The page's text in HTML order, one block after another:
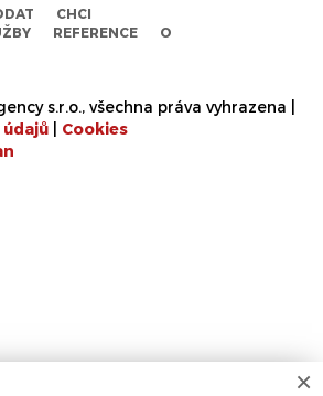
CHCI
REFERENCE
O
s.r.o., všechna práva vyhrazena |
Cookies
×